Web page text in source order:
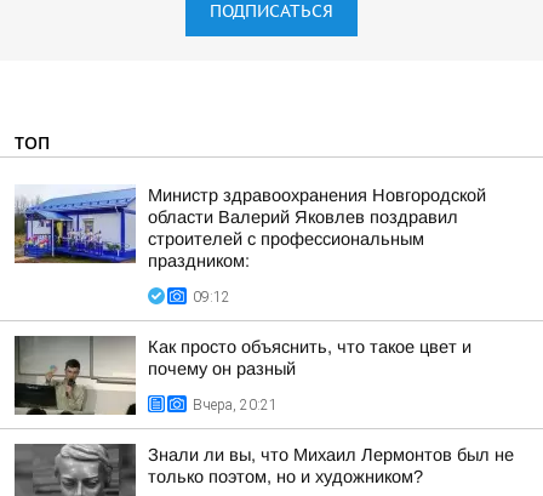
ПОДПИСАТЬСЯ
ТОП
Министр здравоохранения Новгородской
области Валерий Яковлев поздравил
строителей с профессиональным
праздником:
09:12
Как просто объяснить, что такое цвет и
почему он разный
Вчера, 20:21
Знали ли вы, что Михаил Лермонтов был не
только поэтом, но и художником?